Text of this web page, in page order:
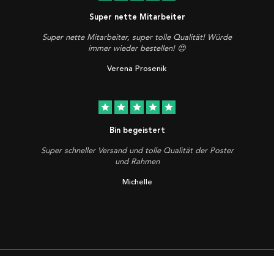
Super nette Mitarbeiter
Super nette Mitarbeiter, super tolle Qualität! Würde
immer wieder bestellen! 😍
Verena Prosenik
star star star star star
Bin begeistert
Super schneller Versand und tolle Qualität der Poster
und Rahmen
Michelle